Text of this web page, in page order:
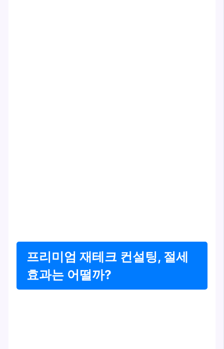
프리미엄 재테크 컨설팅, 절세
효과는 어떨까?